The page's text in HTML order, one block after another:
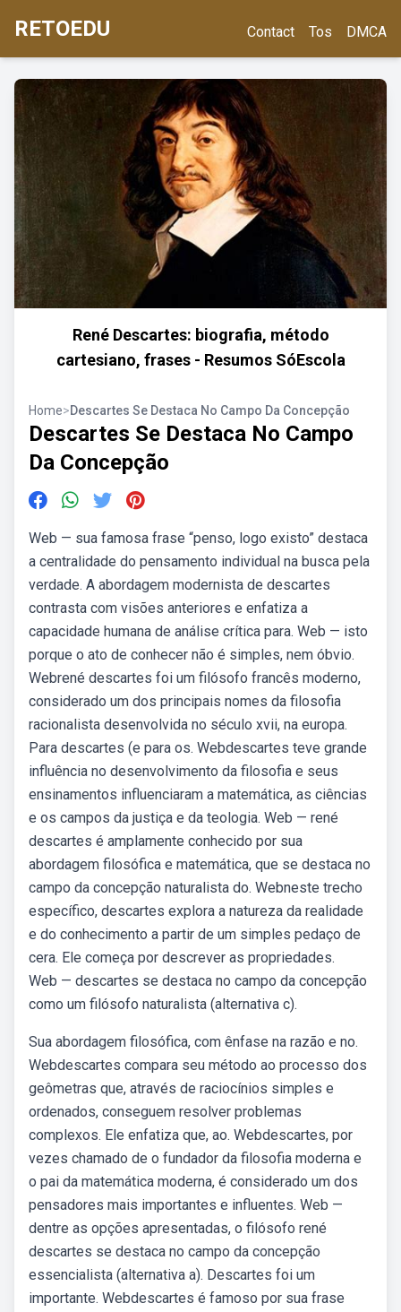
RETOEDU Contact Tos DMCA
René Descartes: biografia, método
cartesiano, frases - Resumos SóEscola
Home>Descartes Se Destaca No Campo Da Concepção
Descartes Se Destaca No Campo
Da Concepção
Web — sua famosa frase “penso, logo existo” destaca
a centralidade do pensamento individual na busca pela
verdade. A abordagem modernista de descartes
contrasta com visões anteriores e enfatiza a
capacidade humana de análise crítica para. Web — isto
porque o ato de conhecer não é simples, nem óbvio.
Webrené descartes foi um filósofo francês moderno,
considerado um dos principais nomes da filosofia
racionalista desenvolvida no século xvii, na europa.
Para descartes (e para os. Webdescartes teve grande
influência no desenvolvimento da filosofia e seus
ensinamentos influenciaram a matemática, as ciências
e os campos da justiça e da teologia. Web — rené
descartes é amplamente conhecido por sua
abordagem filosófica e matemática, que se destaca no
campo da concepção naturalista do. Webneste trecho
específico, descartes explora a natureza da realidade
e do conhecimento a partir de um simples pedaço de
cera. Ele começa por descrever as propriedades.
Web — descartes se destaca no campo da concepção
como um filósofo naturalista (alternativa c).
Sua abordagem filosófica, com ênfase na razão e no.
Webdescartes compara seu método ao processo dos
geômetras que, através de raciocínios simples e
ordenados, conseguem resolver problemas
complexos. Ele enfatiza que, ao. Webdescartes, por
vezes chamado de o fundador da filosofia moderna e
o pai da matemática moderna, é considerado um dos
pensadores mais importantes e influentes. Web —
dentre as opções apresentadas, o filósofo rené
descartes se destaca no campo da concepção
essencialista (alternativa a). Descartes foi um
importante. Webdescartes é famoso por sua frase